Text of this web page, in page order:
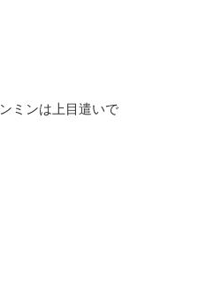
ミンは上目遣いで